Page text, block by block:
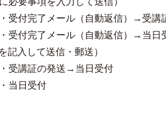
受付完了メール（自動返信）→受
受付完了メール（自動返信）→当日
記入して送信・郵送）
受講証の発送→当日受付
当日受付